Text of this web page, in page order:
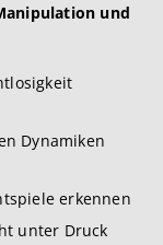
und
Dynamiken
erkennen
unter Druck